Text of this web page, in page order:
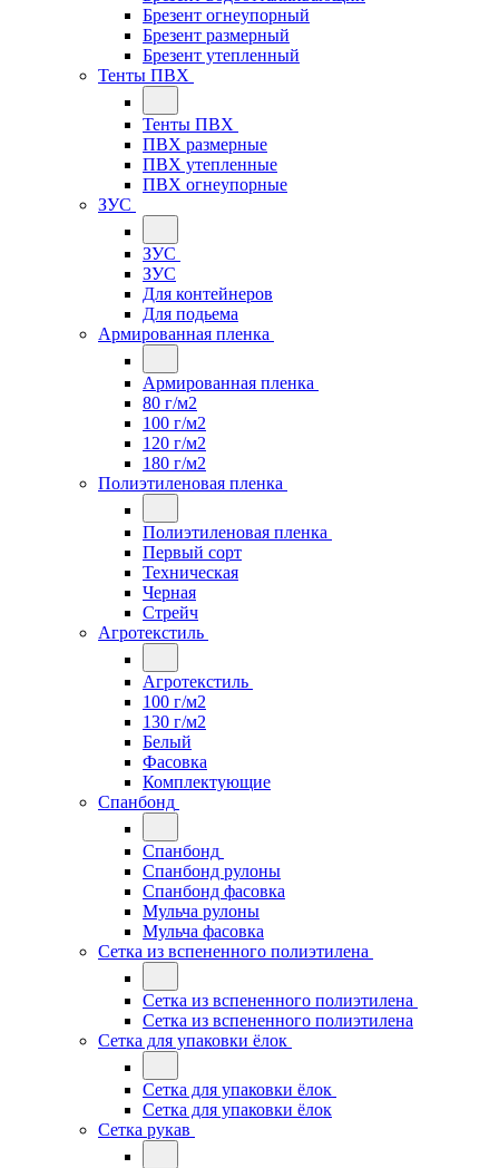
Брезент огнеупорный
Брезент размерный
Брезент утепленный
Тенты ПВХ
Тенты ПВХ
ПВХ размерные
ПВХ утепленные
ПВХ огнеупорные
ЗУС
ЗУС
ЗУС
Для контейнеров
Для подьема
Армированная пленка
Армированная пленка
80 г/м2
100 г/м2
120 г/м2
180 г/м2
Полиэтиленовая пленка
Полиэтиленовая пленка
Первый сорт
Техническая
Черная
Стрейч
Агротекстиль
Агротекстиль
100 г/м2
130 г/м2
Белый
Фасовка
Комплектующие
Спанбонд
Спанбонд
Спанбонд рулоны
Спанбонд фасовка
Мульча рулоны
Мульча фасовка
Сетка из вспененного полиэтилена
Сетка из вспененного полиэтилена
Сетка из вспененного полиэтилена
Сетка для упаковки ёлок
Сетка для упаковки ёлок
Сетка для упаковки ёлок
Сетка рукав